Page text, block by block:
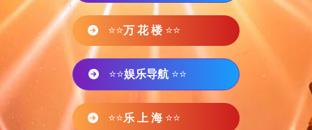
⭐⭐万 花 楼 ⭐⭐
⭐⭐娱乐导航 ⭐⭐
⭐⭐乐 上 海 ⭐⭐